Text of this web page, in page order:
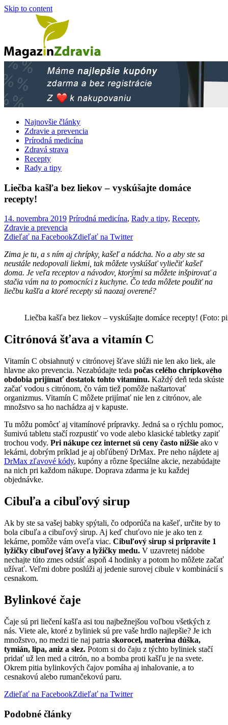
Skip to content
Najnovšie články
Zdravie a prevencia
Prírodná medicína
Zdravá strava
Recepty
Rady a tipy
Liečba kašľa bez liekov – vyskúšajte domáce
recepty!
14. novembra 2019 Prírodná medicína, Rady a tipy, Recepty,
Zdravie a prevencia
Zdieľať na FacebookZdieľať na Twitter
Zima je tu, a s ním aj chrípky, kašeľ a nádcha. No a aby ste sa
neustále nedopovali liekmi, tak môžete vyskúšať vyliečiť kašeľ
doma. Je veľa receptov a návodov, ktorými sa môžete inšpirovať a
stačia vám na to pomocníci z kuchyne. Čo teda môžete použiť na
liečbu kašľa a ktoré recepty sú naozaj overené?
Liečba kašľa bez liekov – vyskúšajte domáce recepty! (Foto:
Citrónová šťava a vitamín C
Vitamín C obsiahnutý v citrónovej šťave slúži nie len ako liek, ale
hlavne ako prevencia. Nezabúdajte teda počas celého chrípkového
obdobia prijímať dostatok tohto vitamínu. Každý deň teda skúste
začať vodou s citrónom, čo vám tiež pomôže naštartovať
organizmus. Vitamín C môžete prijímať nie len z citrónov, ale
množstvo sa ho nachádza aj v kapuste.
Tu môžu pomôcť aj vitamínové prípravky. Jedná sa o rýchlu pomoc,
šumivú tabletu stačí rozpustiť vo vode alebo klasické tabletky zapiť
trochou vody. Pri nákupe cez internet sú ceny často nižšie ako v
lekárni, dobrým príklad je aj obľúbený DrMax. Pre neho nájdete aj
DrMax zľavové kódy, kupóny a rôzne špeciálne akcie, nezabúdajte
na nich pri každom nákupe. Doprava zdarma je ku každej
objednávke.
Cibuľa a cibuľový sirup
Ak by ste sa vašej babky spýtali, čo odporúča na kašeľ, určite by to
bola cibuľa a cibuľový sirup. Aj keď chuťovo nie je ako ten z
lekárne, pomôže vám oveľa viac. Cibuľový sirup si pripravíte 1
lyžičky cibuľovej šťavy a lyžičky medu. V uzavretej nádobe
nechajte túto zmes odstáť aspoň 4 hodinky a potom ho môžete začať
užívať. Veľmi dobre poslúži aj jedenie surovej cibule v kombinácií s
cesnakom.
Bylinkové čaje
Čaje sú pri liečení kašľa asi tou najbežnejšou voľbou všetkých z
nás. Viete ale, ktoré z byliniek sú pre vaše hrdlo najlepšie? Je ich
množstvo, no medzi tie naj patria skorocel, materina dúška,
tymián, lipa, aniz a slez. Potom si do čaju z týchto byliniek stačí
pridať už len med a citrón, no a bomba proti kašľu je na svete.
Okrem pitia bylinkových čajov pomáha aj inhalovanie, a to
cesnakovú alebo rumančekovú paru.
Zdieľať na FacebookZdieľať na Twitter
Podobné články